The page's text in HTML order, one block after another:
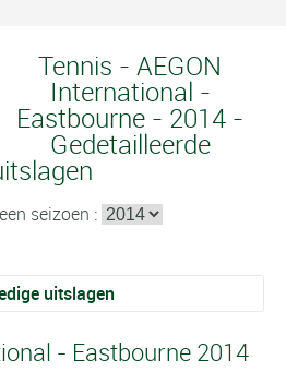
Tennis - AEGON
International -
Eastbourne - 2014 -
Gedetailleerde
seizoen :
uitslagen
- Eastbourne 2014